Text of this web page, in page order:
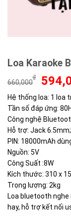
Loa Karaoke
660,000
₫
Giá
là:
Hệ thống loa: 1 loa
Tần số đáp ứng:
Công nghệ
Hỗ trợ: Jack
PIN: 18000mAh
Nguồn: 5V
Công Suất :8W
Kích thước: 310 x
Trọng lượng: 2kg
Loa bluetooth
hay, hỗ trợ kết nối